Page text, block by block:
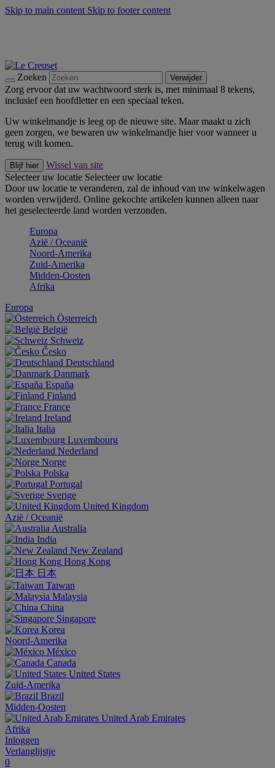
Skip to main content Skip to footer content
Zoeken Verwijder
Zorg ervoor dat uw wachtwoord sterk is, met minimaal 8 tekens,
inclusief een hoofdletter en een speciaal teken.
Uw winkelmandje is leeg op de nieuwe site. Maar maakt u zich
geen zorgen, we bewaren uw winkelmandje hier voor wanneer u
terug wilt komen.
Blijf hier
Wissel van site
Selecteer uw locatie Selecteer uw locatie
Door uw locatie te veranderen, zal de inhoud van uw winkelwagen
worden verwijderd. Online gekochte artikelen kunnen alleen naar
het geselecteerde land worden verzonden.
Europa
Aziё / Oceaniё
Noord-Amerika
Zuid-Amerika
Midden-Oosten
Afrika
Europa
Österreich
België
Schweiz
Česko
Deutschland
Danmark
España
Finland
France
Ireland
Italia
Luxembourg
Nederland
Norge
Polska
Portugal
Sverige
United Kingdom
Aziё / Oceaniё
Australia
India
New Zealand
Hong Kong
日本
Taiwan
Malaysia
China
Singapore
Korea
Noord-Amerika
México
Canada
United States
Zuid-Amerika
Brazil
Midden-Oosten
United Arab Emirates
Afrika
Inloggen
Verlanglijstje
0